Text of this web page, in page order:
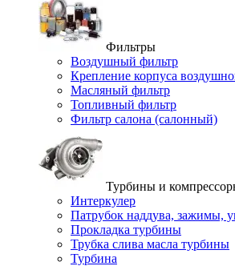
Фильтры
Воздушный фильтр
Крепление корпуса
Масляный фильтр
Топливный фильтр
Фильтр салона (салонный)
Турбины и
Интеркулер
Патрубок наддува, зажимы,
Прокладка турбины
Трубка слива масла турбины
Турбина